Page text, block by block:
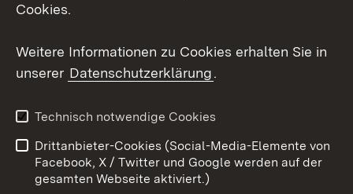
Barrierefreiheit
Benutzungshinweise
Impressum
Cookies
Cookies.
Weitere Informationen zu Cookies erhalten Sie in
unserer Datenschutzerklärung.
Technisch notwendige Cookies
Drittanbieter-Cookies (Social-Media-Elemente von
Facebook, X / Twitter und Google werden auf der
gesamten Webseite aktiviert.)